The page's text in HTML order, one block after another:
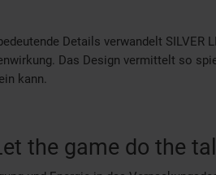
Details verwandelt SILVER
Das Design vermittelt so
kann.
the game do the